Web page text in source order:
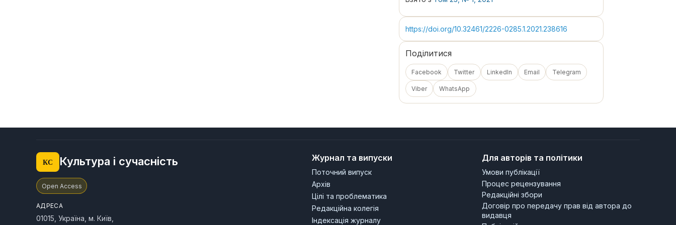
https://doi.org/10.32461/2226-0285.1.2021.238616
Поділитися
Facebook Twitter LinkedIn Email Telegram
Viber WhatsApp
КС Культура і сучасність
Open Access
АДРЕСА
01015, Україна, м. Київ,
Журнал та випуски
Поточний випуск
Архів
Цілі та проблематика
Редакційна колегія
Індексація журналу
Для авторів та політики
Умови публікації
Процес рецензування
Редакційні збори
Договір про передачу прав від автора до
видавця